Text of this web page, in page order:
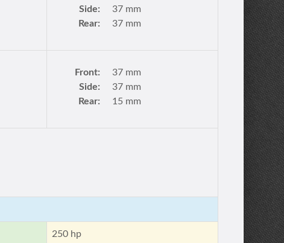
Side:
37 mm
Rear:
37 mm
Front:
37 mm
Side:
37 mm
Rear:
15 mm
250 hp